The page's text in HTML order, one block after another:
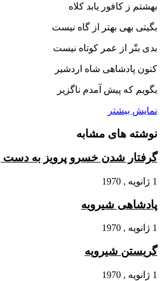
بهشتم ز کافور یابد کلاه‏
بگیتى بهى بهتر از گاه نیست
بدى بتّر از عمر کوتاه نیست‏
کنون پادشاهى شاه اردشیر
بگویم که پیش آمدم ناگزیر
نمایش بیشتر
نوشته های مشابه
گرفتار شدن خسرو پرویز به
1 ژانویه , 1970
پادشاهى شیرویه
1 ژانویه , 1970
گریستن شیرویه
1 ژانویه , 1970